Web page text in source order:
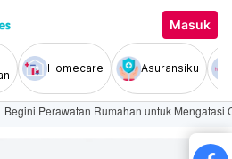
Masuk
Homecare Asuransiku
Begini Perawatan Rumahan untuk Mengatasi